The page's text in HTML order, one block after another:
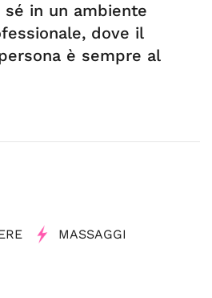
in un ambiente
dove il
è sempre al
MASSAGGI